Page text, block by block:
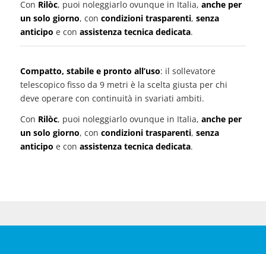
Con Rilòc, puoi noleggiarlo ovunque in Italia, anche per
un solo giorno, con condizioni trasparenti, senza
anticipo e con assistenza tecnica dedicata.
Compatto, stabile e pronto all’uso: il sollevatore
telescopico fisso da 9 metri è la scelta giusta per chi
deve operare con continuità in svariati ambiti.
Con Rilòc, puoi noleggiarlo ovunque in Italia, anche per
un solo giorno, con condizioni trasparenti, senza
anticipo e con assistenza tecnica dedicata.